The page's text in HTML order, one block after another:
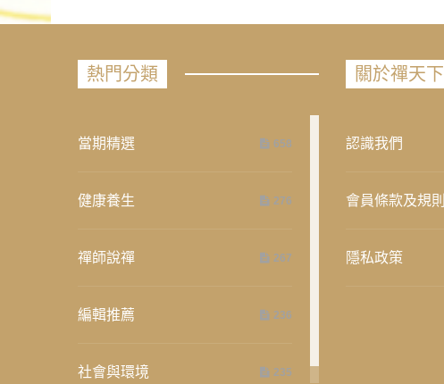
熱門分類
當期精選 658
健康養生 276
禪師說禪 267
編輯推薦 236
社會與環境 235
關於禪天下
認識我們
會員條款及規則
隱私政策